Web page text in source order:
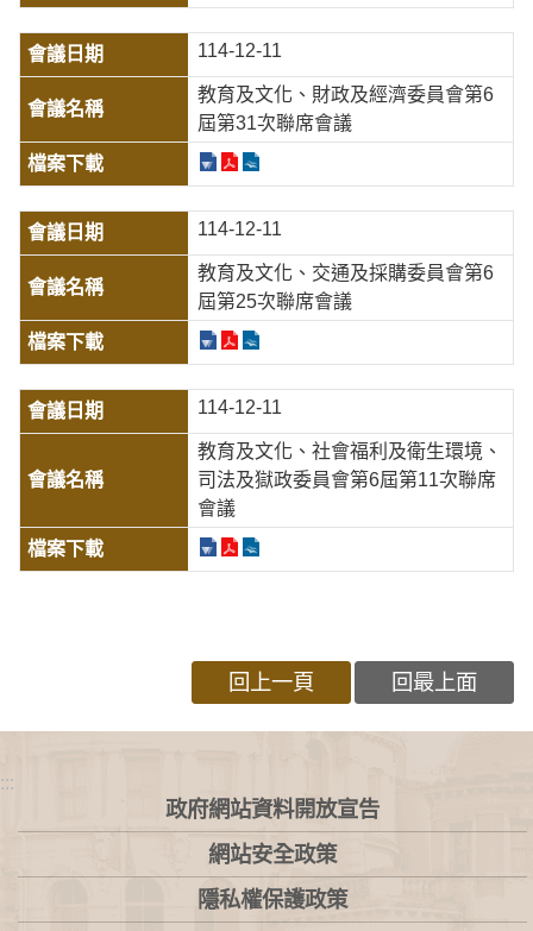
114-12-11
教育及文化、財政及經濟委員會第6
屆第31次聯席會議
114-12-11
教育及文化、交通及採購委員會第6
屆第25次聯席會議
114-12-11
教育及文化、社會福利及衛生環境、
司法及獄政委員會第6屆第11次聯席
會議
回上一頁 回最上面
:::
政府網站資料開放宣告
網站安全政策
隱私權保護政策